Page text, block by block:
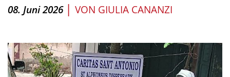
08. Juni 2026 | VON GIULIA CANANZI